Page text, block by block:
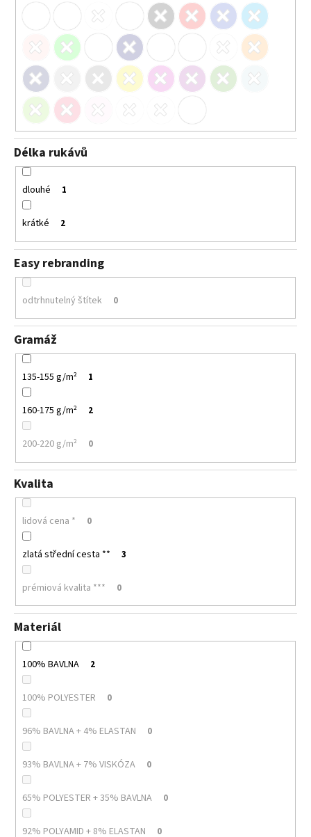
Délka rukávů
dlouhé 1
krátké 2
Easy rebranding
odtrhnutelný štítek 0
Gramáž
135-155 g/m² 1
160-175 g/m² 2
200-220 g/m² 0
Kvalita
lidová cena * 0
zlatá střední cesta ** 3
prémiová kvalita *** 0
Materiál
100% BAVLNA 2
100% POLYESTER 0
96% BAVLNA + 4% ELASTAN 0
93% BAVLNA + 7% VISKÓZA 0
65% POLYESTER + 35% BAVLNA 0
92% POLYAMID + 8% ELASTAN 0